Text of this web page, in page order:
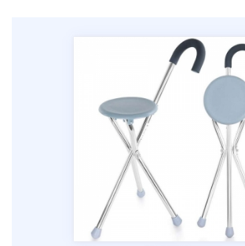
Нажимая на кнопку "Отправить" вы
соглашаетесь на обработку
персональных данных